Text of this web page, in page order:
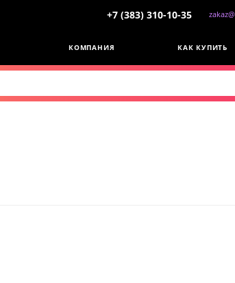
+7 (383) 310-10-35
КОМПАНИЯ КАК КУПИТЬ